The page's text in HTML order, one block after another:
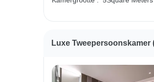
Luxe Tweepersoonskamer